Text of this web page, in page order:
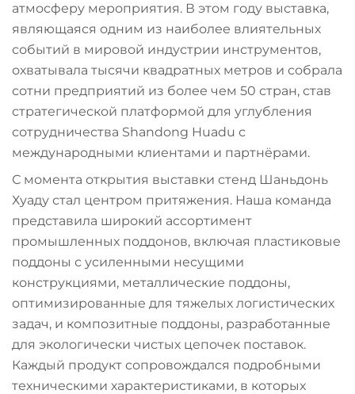
атмосферу мероприятия. В этом году выставка,
являющаяся одним из наиболее влиятельных
событий в мировой индустрии инструментов,
охватывала тысячи квадратных метров и собрала
сотни предприятий из более чем 50 стран, став
стратегической платформой для углубления
сотрудничества Shandong Huadu с
международными клиентами и партнёрами.
С момента открытия выставки стенд Шаньдонь
Хуаду стал центром притяжения. Наша команда
представила широкий ассортимент
промышленных поддонов, включая пластиковые
поддоны с усиленными несущими
конструкциями, металлические поддоны,
оптимизированные для тяжелых логистических
задач, и композитные поддоны, разработанные
для экологически чистых цепочек поставок.
Каждый продукт сопровождался подробными
техническими характеристиками, в которых